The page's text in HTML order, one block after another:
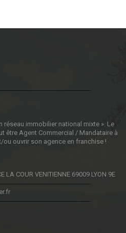
réseau immobilier national mixte ». Le
être Agent Commercial / Mandataire à
ouvrir son agence en franchise !
LA COUR VENITIENNE 69009 LYON 9E